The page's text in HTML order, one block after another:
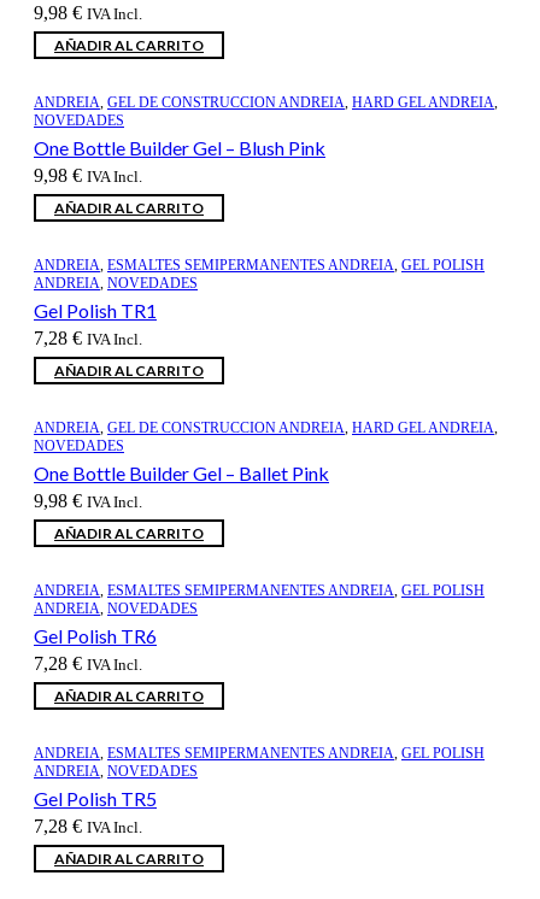
9,98 € IVA Incl.
AÑADIR AL CARRITO
ANDREIA, GEL DE CONSTRUCCION ANDREIA, HARD GEL ANDREIA,
NOVEDADES
One Bottle Builder Gel – Blush Pink
9,98 € IVA Incl.
AÑADIR AL CARRITO
ANDREIA, ESMALTES SEMIPERMANENTES ANDREIA, GEL POLISH
ANDREIA, NOVEDADES
Gel Polish TR1
7,28 € IVA Incl.
AÑADIR AL CARRITO
ANDREIA, GEL DE CONSTRUCCION ANDREIA, HARD GEL ANDREIA,
NOVEDADES
One Bottle Builder Gel – Ballet Pink
9,98 € IVA Incl.
AÑADIR AL CARRITO
ANDREIA, ESMALTES SEMIPERMANENTES ANDREIA, GEL POLISH
ANDREIA, NOVEDADES
Gel Polish TR6
7,28 € IVA Incl.
AÑADIR AL CARRITO
ANDREIA, ESMALTES SEMIPERMANENTES ANDREIA, GEL POLISH
ANDREIA, NOVEDADES
Gel Polish TR5
7,28 € IVA Incl.
AÑADIR AL CARRITO